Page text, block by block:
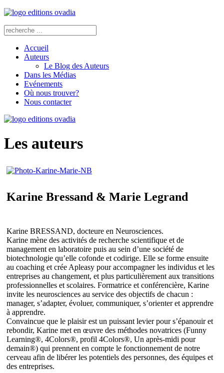
Accueil
Auteurs
Le Blog des Auteurs
Dans les Médias
Evénements
Où nous trouver?
Nous contacter
Les auteurs
Karine Bressand & Marie Legrand
Karine BRESSAND, docteure en Neurosciences.
Karine mène des activités de recherche scientifique et de
management en laboratoire puis au sein d’une société de
biotechnologie qu’elle cofonde et codirige. Elle se forme ensuite
au coaching et crée Apleasy pour accompagner les individus et les
entreprises au changement, et plus particulièrement aux transitions
professionnelles et scolaires. Formatrice et conférencière, Karine
invite les neurosciences au service des objectifs de chacun :
manager, s’adapter, évoluer, communiquer, s’orienter et apprendre
à apprendre.
Convaincue que le plaisir est un puissant levier pour s’épanouir et
rebondir, Karine met en œuvre des méthodes novatrices (Funny
Learning®, 4Colors®, profil 4Colors®, Un après-midi pour
demain®) qui prennent en compte le fonctionnement de notre
cerveau afin de libérer les potentiels des personnes, des équipes et
des entreprises.